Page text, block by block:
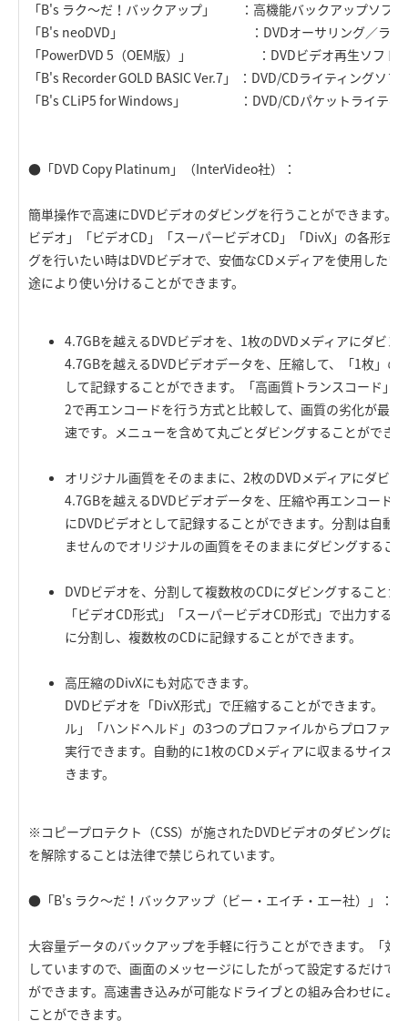
「B's ラク～だ！バックアップ」 ：高機能バックアップソフト
「B's neoDVD」 ：DVDオーサリング／ライテ
「PowerDVD 5（OEM版）」 ：DVDビデオ再生ソフト
「B's Recorder GOLD BASIC Ver.7」 ：DVD/CDライティングソフ
「B's CLiP5 for Windows」 ：DVD/CDパケットライティ
●「DVD Copy Platinum」（InterVideo社）：
簡単操作で高速にDVDビデオのダビングを行うことができます。
ビデオ」「ビデオCD」「スーパービデオCD」「DivX」の各形式
グを行いたい時はDVDビデオで、安価なCDメディアを使用した
途により使い分けることができます。
4.7GBを越えるDVDビデオを、1枚のDVDメディアにダビン
4.7GBを越えるDVDビデオデータを、圧縮して、「1枚」の
して記録することができます。「高画質トランスコード」
2で再エンコードを行う方式と比較して、画質の劣化が最
速です。メニューを含めて丸ごとダビングすることができ
オリジナル画質をそのままに、2枚のDVDメディアにダビン
4.7GBを越えるDVDビデオデータを、圧縮や再エンコード
にDVDビデオとして記録することができます。分割は自動
ませんのでオリジナルの画質をそのままにダビングするこ
DVDビデオを、分割して複数枚のCDにダビングすることが
「ビデオCD形式」「スーパービデオCD形式」で出力する
に分割し、複数枚のCDに記録することができます。
高圧縮のDivXにも対応できます。
DVDビデオを「DivX形式」で圧縮することができます。「
ル」「ハンドヘルド」の3つのプロファイルからプロファ
実行できます。自動的に1枚のCDメディアに収まるサイズ
きます。
※コピープロテクト（CSS）が施されたDVDビデオのダビングは
を解除することは法律で禁じられています。
●「B's ラク～だ！バックアップ（ビー・エイチ・エー社）」：
大容量データのバックアップを手軽に行うことができます。「対
していますので、画面のメッセージにしたがって設定するだけで
ができます。高速書き込みが可能なドライブとの組み合わせによ
ことができます。